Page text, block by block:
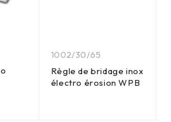
1002/30/65
Règle de bridage inox
électro érosion WPB